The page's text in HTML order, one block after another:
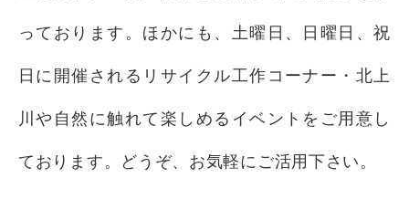
っております。ほかにも、土曜日、日曜日、祝
日に開催されるリサイクル工作コーナー・北上
川や自然に触れて楽しめるイベントをご用意し
ております。どうぞ、お気軽にご活用下さい。